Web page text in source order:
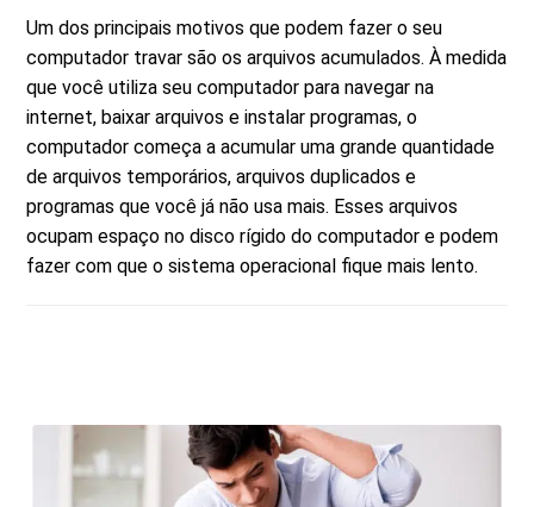
Um dos principais motivos que podem fazer o seu
computador travar são os arquivos acumulados. À medida
que você utiliza seu computador para navegar na
internet, baixar arquivos e instalar programas, o
computador começa a acumular uma grande quantidade
de arquivos temporários, arquivos duplicados e
programas que você já não usa mais. Esses arquivos
ocupam espaço no disco rígido do computador e podem
fazer com que o sistema operacional fique mais lento.